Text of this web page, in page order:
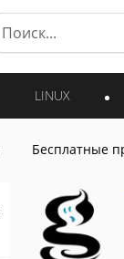
LINUX
Бесплатные